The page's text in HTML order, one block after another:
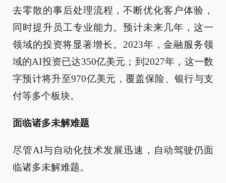
去零散的事后处理流程，不断优化客户体验，
同时提升员工专业能力。预计未来几年，这一
领域的投资将显著增长。2023年，金融服务领
域的AI投资已达350亿美元；到2027年，这一数
字预计将升至970亿美元，覆盖保险、银行与支
付等多个板块。
面临诸多未解难题
尽管AI与自动化技术发展迅速，自动驾驶仍面
临诸多未解难题。